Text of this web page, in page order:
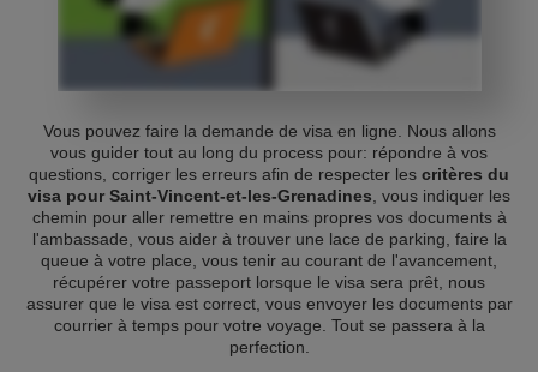
Vous pouvez faire la demande de visa en ligne. Nous allons
vous guider tout au long du process pour: répondre à vos
questions, corriger les erreurs afin de respecter les critères du
visa pour Saint-Vincent-et-les-Grenadines , vous indiquer les
chemin pour aller remettre en mains propres vos documents à
l'ambassade, vous aider à trouver une lace de parking, faire la
queue à votre place, vous tenir au courant de l'avancement,
récupérer votre passeport lorsque le visa sera prêt, nous
assurer que le visa est correct, vous envoyer les documents par
courrier à temps pour votre voyage. Tout se passera à la
perfection.